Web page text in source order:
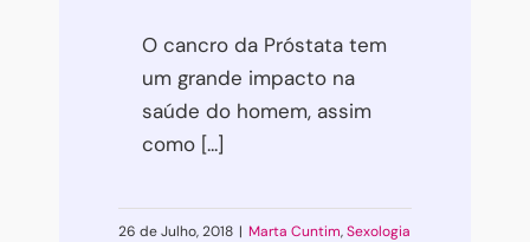
O cancro da Próstata tem
um grande impacto na
saúde do homem, assim
como [...]
26 de Julho, 2018 | Marta Cuntim,Sexologia